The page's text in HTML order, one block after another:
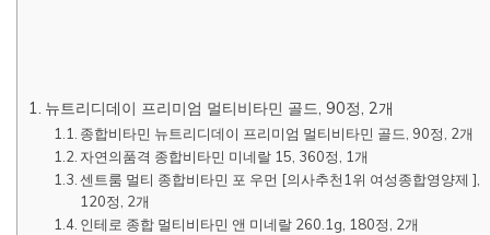
뉴트리디데이 프리미엄 멀티비타민 골드, 90정, 2개
종합비타민 뉴트리디데이 프리미엄 멀티비타민 골드, 90정, 2개
자연의품격 종합비타민 미네랄 15, 360정, 1개
센트룸 멀티 종합비타민 포 우먼 [의사추천1위 여성종합영양제 ],
120정, 2개
인테로 종합 멀티비타민 앤 미네랄 260.1g, 180정, 2개